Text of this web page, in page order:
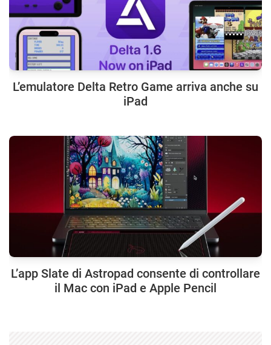
L’emulatore Delta Retro Game arriva anche su
iPad
L’app Slate di Astropad consente di controllare
il Mac con iPad e Apple Pencil